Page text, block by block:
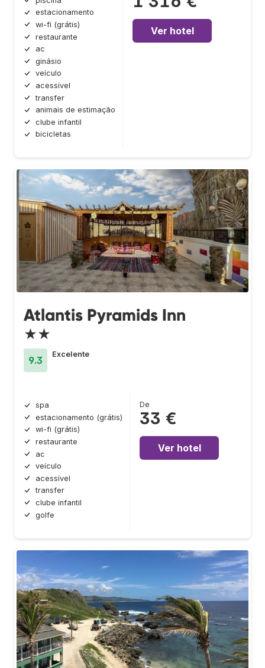
estacionamento
wi-fi (grátis)
restaurante
ac
ginásio
veículo
acessível
transfer
animais de estimação
clube infantil
bicicletas
Ver hotel
Atlantis Pyramids Inn
★★
9.3
Excelente
spa
estacionamento (grátis)
wi-fi (grátis)
restaurante
ac
veículo
acessível
transfer
clube infantil
golfe
De
33 €
Ver hotel